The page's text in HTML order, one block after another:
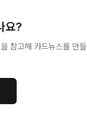
요?
참고해 카드뉴스를 만들